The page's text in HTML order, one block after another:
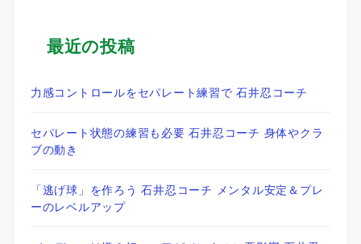
最近の投稿
力感コントロールをセパレート練習で 石井忍コーチ
セパレート状態の練習も必要 石井忍コーチ 身体やクラ
ブの動き
「逃げ球」を作ろう 石井忍コーチ メンタル安定＆プレ
ーのレベルアップ